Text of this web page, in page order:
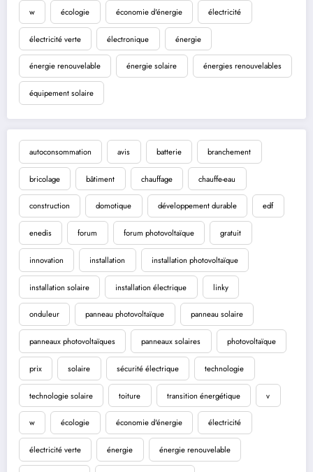
w écologie économie d'énergie électricité
électricité verte électronique énergie
énergie renouvelable énergie solaire énergies renouvelables
équipement solaire
autoconsommation avis batterie branchement
bricolage bâtiment chauffage chauffe-eau
construction domotique développement durable edf
enedis forum forum photovoltaïque gratuit
innovation installation installation photovoltaïque
installation solaire installation électrique linky
onduleur panneau photovoltaïque panneau solaire
panneaux photovoltaïques panneaux solaires photovoltaïque
prix solaire sécurité électrique technologie
technologie solaire toiture transition énergétique v
w écologie économie d'énergie électricité
électricité verte énergie énergie renouvelable